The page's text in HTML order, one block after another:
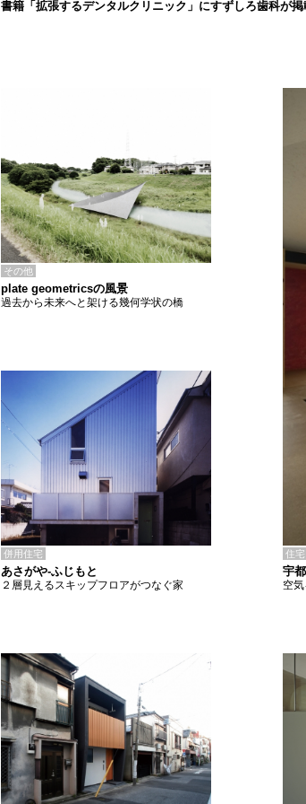
書籍「拡張するデンタルクリニック」にすずしろ歯科が
その他
plate geometricsの風景
過去から未来へと架ける幾何学状の橋
併用住宅
あさがや-ふじもと
２層見えるスキップフロアがつなぐ家
住宅
宇
空